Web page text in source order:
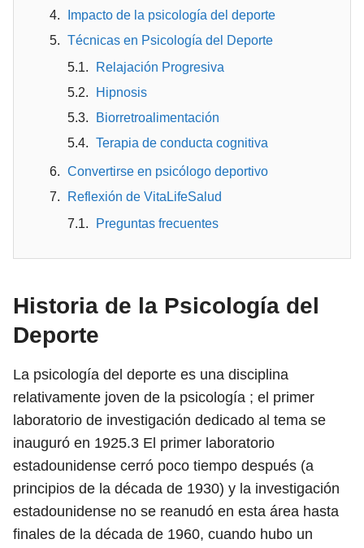
Impacto de la psicología del deporte
Técnicas en Psicología del Deporte
Relajación Progresiva
Hipnosis
Biorretroalimentación
Terapia de conducta cognitiva
Convertirse en psicólogo deportivo
Reflexión de VitaLifeSalud
Preguntas frecuentes
Historia de la Psicología del
Deporte
La psicología del deporte es una disciplina
relativamente joven de la psicología ; el primer
laboratorio de investigación dedicado al tema se
inauguró en 1925.3 El primer laboratorio
estadounidense cerró poco tiempo después (a
principios de la década de 1930) y la investigación
estadounidense no se reanudó en esta área hasta
finales de la década de 1960, cuando hubo un